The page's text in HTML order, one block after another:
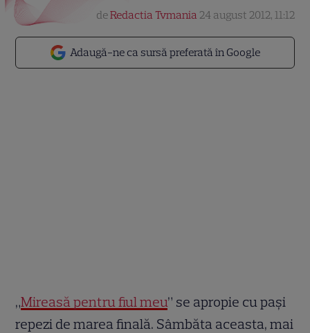
Adaugă-ne ca sursă preferată în Google
deRedactia Tvmania 24 august 2012, 11:12
„Mireasă pentru fiul meu” se apropie cu paşi
repezi de marea finală. Sâmbăta aceasta, mai